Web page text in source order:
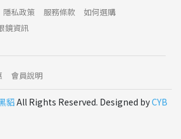
隱私政策 服務條款
如何選購
鏡資訊
會員說明
貂All Rights Reserved. Designed byCYB